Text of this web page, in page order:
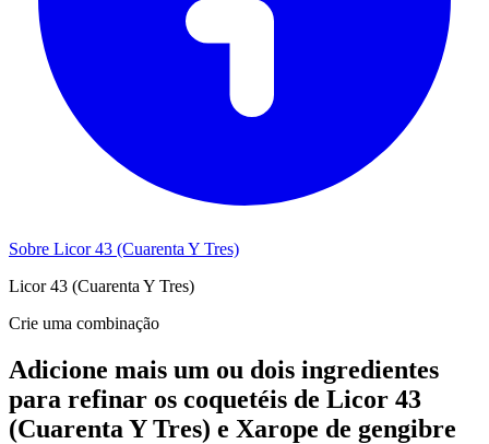
Sobre Licor 43 (Cuarenta Y Tres)
Licor 43 (Cuarenta Y Tres)
Crie uma combinação
Adicione mais um ou dois ingredientes
para refinar os coquetéis de Licor 43
(Cuarenta Y Tres) e Xarope de gengibre